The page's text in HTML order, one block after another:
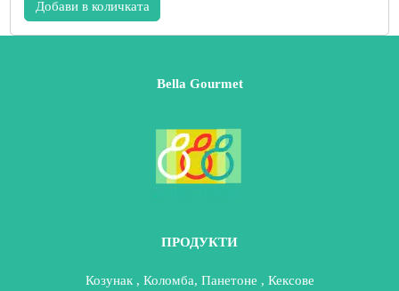
Добави в количката
Bella Gourmet
ПРОДУКТИ
Козунак , Коломба, Панетоне , Кексове